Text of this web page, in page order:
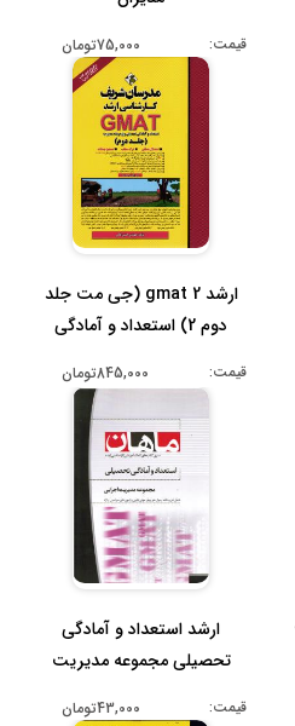
قیمت: 75,000تومان
ارشد gmat 2 (جی مت جلد
دوم 2) استعداد و آمادگی
قیمت: 845,000تومان
ارشد استعداد و آمادگی
تحصیلی مجموعه مدیریت
قیمت: 43,000تومان